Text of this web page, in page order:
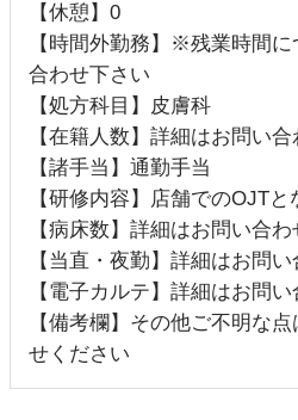
【休憩】0
【時間外勤務】※残業時間
合わせ下さい
【処方科目】皮膚科
【在籍人数】詳細はお問い合
【諸手当】通勤手当
【研修内容】店舗でのOJTと
【病床数】詳細はお問い合わ
【当直・夜勤】詳細はお問い
【電子カルテ】詳細はお問い
【備考欄】その他ご不明な
せください